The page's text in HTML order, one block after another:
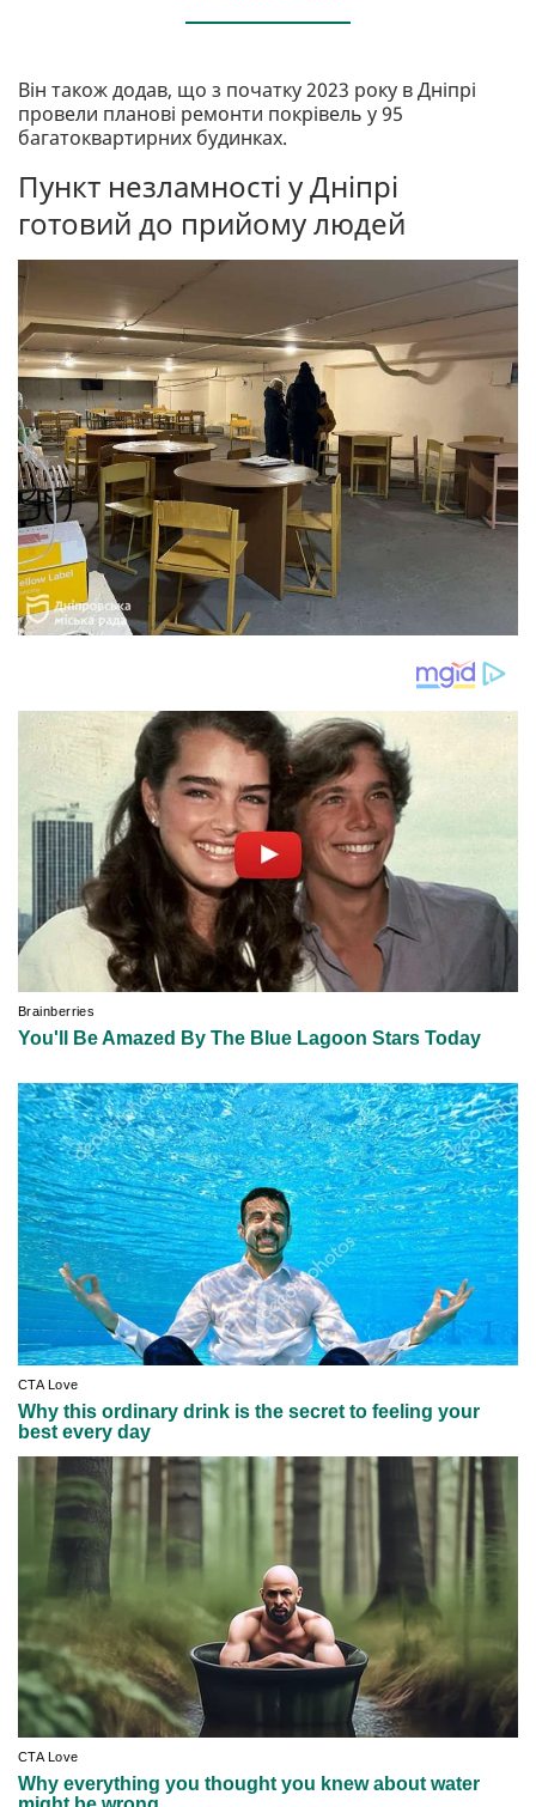
Він також додав, що з початку 2023 року в Дніпрі
провели планові ремонти покрівель у 95
багатоквартирних будинках.
Пункт незламності у Дніпрі
готовий до прийому людей